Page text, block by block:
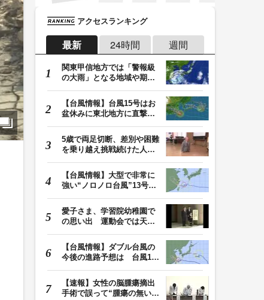
アクセスランキング
最新 24時間 週間
関東甲信地方では「警報級
の大雨」となる地域や期間
【台風情報】台風15号はお
盆休みに東北地方に直撃す
5歳で両足切断、差別や困難
を乗り越え挑戦続けた人
【台風情報】大型で非常に
強い“ノロノロ台風”13号の
愛子さま、学習院幼稚園で
の思い出 運動会では天皇
【台風情報】ダブル台風の
今後の進路予想は 台風15
【速報】女性の脳腫瘍摘出
手術で誤って“腫瘍の無い部